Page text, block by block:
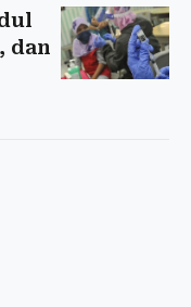
dan